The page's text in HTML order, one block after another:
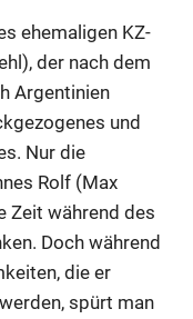
ehemaligen KZ-
der nach dem
Argentinien
und
Nur die
Rolf (Max
Zeit während des
Doch während
die er
spürt man